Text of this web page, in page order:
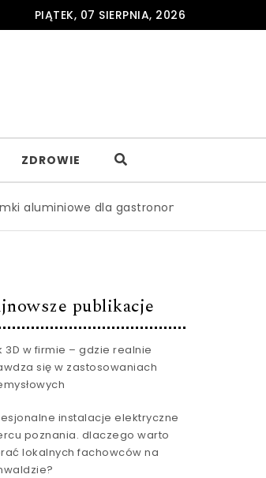
PIĄTEK, 07 SIERPNIA, 2026
ZDROWIE
dla gastronomii – gdzie je zamawiać
publikacje
3D w firmie – gdzie realnie
się w zastosowaniach
instalacje elektryczne
poznania. dlaczego warto
lokalnych fachowców na